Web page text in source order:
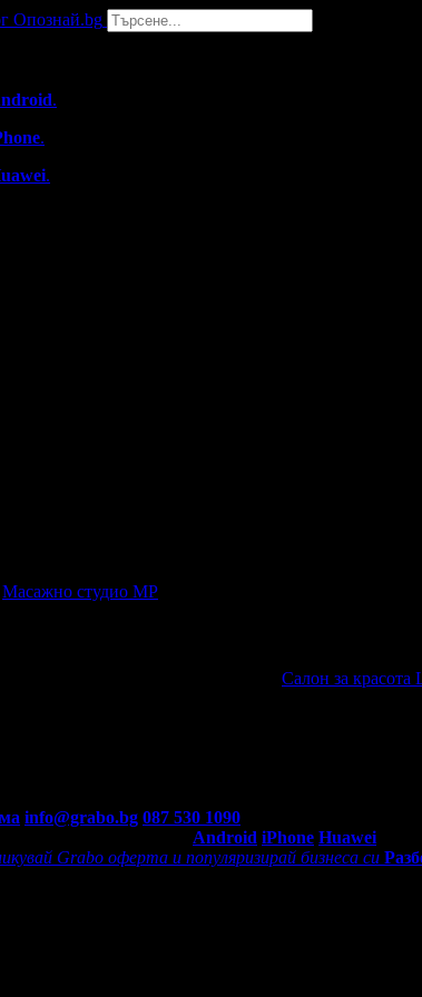
Опознай.bg
.
.
.
Масажно студио MP
Салон за красота
info@grabo.bg 087 530 1090
Android iPhone Huawei
Grabo оферта и популяризирай бизнеса си